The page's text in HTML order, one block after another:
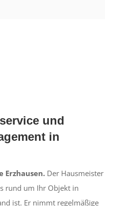
und
in
Erzhausen.Der Hausmeister
rund um Ihr Objekt in
ist. Er nimmt regelmäßige